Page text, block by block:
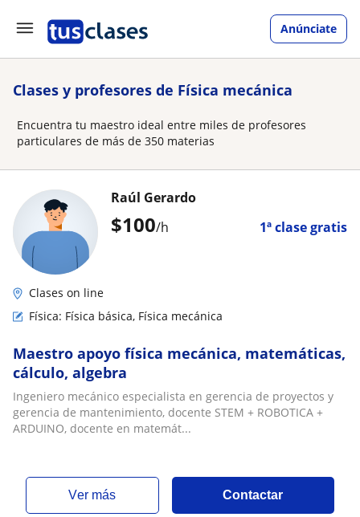
Anúnciate
Clases y profesores de Física mecánica
Encuentra tu maestro ideal entre miles de profesores
particulares de más de 350 materias
$100/h 1ª clase gratis
Raúl Gerardo
Clases on line
Física: Física básica, Física mecánica
Maestro apoyo física mecánica, matemáticas,
cálculo, algebra
Ingeniero mecánico especialista en gerencia de proyectos y
gerencia de mantenimiento, docente STEM + ROBOTICA +
ARDUINO, docente en matemát...
ver más Contactar